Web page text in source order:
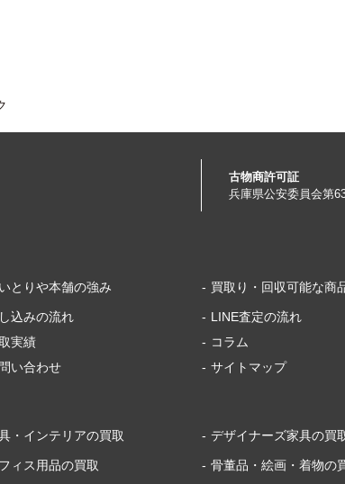
古物商許可証
兵庫県公安委員会第
とりや本舗の強み 買取り・回収可能な商
込みの流れ
LINE査定の流れ
実績
コラム
い合わせ
サイトマップ
・インテリアの買取 デザイナーズ家具の買
ィス用品の買取
骨董品・絵画・着物の